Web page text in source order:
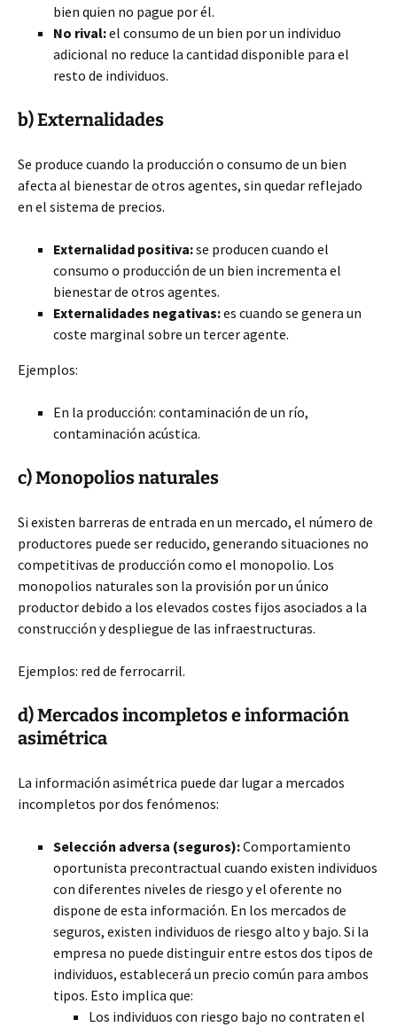
bien quien no pague por él.
No rival:el consumo de un bien por un individuo
adicional no reduce la cantidad disponible para el
resto de individuos.
b) Externalidades
Se produce cuando la producción o consumo de un bien
afecta al bienestar de otros agentes, sin quedar reflejado
en el sistema de precios.
Externalidad positiva:se producen cuando el
consumo o producción de un bien incrementa el
bienestar de otros agentes.
Externalidades negativas:es cuando se genera un
coste marginal sobre un tercer agente.
Ejemplos:
En la producción: contaminación de un río,
contaminación acústica.
c) Monopolios naturales
Si existen barreras de entrada en un mercado, el número de
productores puede ser reducido, generando situaciones no
competitivas de producción como el monopolio. Los
monopolios naturales son la provisión por un único
productor debido a los elevados costes fijos asociados a la
construcción y despliegue de las infraestructuras.
Ejemplos: red de ferrocarril.
d) Mercados incompletos e información
asimétrica
La información asimétrica puede dar lugar a mercados
incompletos por dos fenómenos:
Selección adversa (seguros):Comportamiento
oportunista precontractual cuando existen individuos
con diferentes niveles de riesgo y el oferente no
dispone de esta información. En los mercados de
seguros, existen individuos de riesgo alto y bajo. Si la
empresa no puede distinguir entre estos dos tipos de
individuos, establecerá un precio común para ambos
tipos. Esto implica que:
Los individuos con riesgo bajo no contraten el